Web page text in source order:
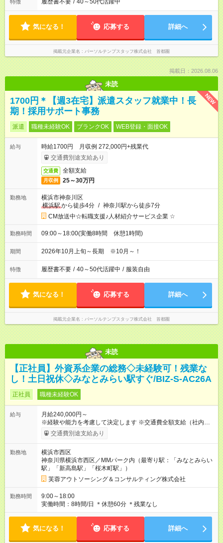
特徴 履歴書不要 / 40～50代活躍中
気になる！ 応募する 詳細へ
掲載元企業名 パーソルテンプスタッフ株式会社 首都圏
掲載日：2026.08.06
未読
NEW
1700円＊【週3在宅】派遣スタッフ就業中！長
期！採用サポート事務
派遣 職種未経験OK ブランクOK WEB登録・面接OK
給与
時給1700円 月収例 272,000円+残業代
交通費別途支給あり
交通費 全額支給
月収例 25～30万円
勤務地
横浜市神奈川区
横浜駅から徒歩4分 / 神奈川駅から徒歩7分
CM放送中☆転職支援♪人材紹介サービス企業 ☆
勤務時間 09:00～18:00(実働8時間 休憩1時間)
期間 2026年10月上旬～長期 ※10月～！
特徴 履歴書不要 / 40～50代活躍中 / 服装自由
気になる！ 応募する 詳細へ
掲載元企業名 パーソルテンプスタッフ株式会社 首都圏
未読
【正社員】外資系企業の総務◇未経験可！残業な
し！土日祝休◇みなとみらい駅すぐ/BIZ-S-AC26A
正社員 職種未経験OK
給与
月給240,000円～
※経験や能力を考慮して決定します ※交通費全額支給（社内規定
あり） ※残業代全額支給（みなし残業代は含みません。残業が
発生した場合は全額支給いたします） 【試用期間】試用期間あ
す。
交通費別途支給あり
勤務地
横浜市西区
神奈川県横浜市西区／MMパーク内（最寄り駅：「みなとみらい
駅」「新高島駅」「桜木町駅」）
芙蓉アウトソーシング＆コンサルティング株式会社
勤務時間
9:00～18:00
実働時間：8時間/日 ＊休憩60分 ＊残業なし
気になる！ 応募する 詳細へ